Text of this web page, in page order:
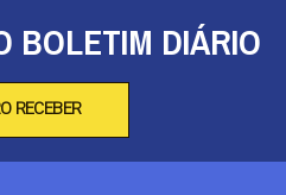
BOLETIM DIÁRIO
RECEBER